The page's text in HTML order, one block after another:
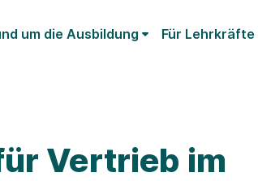
um die Ausbildung Für Lehrkräfte
Vertrieb im